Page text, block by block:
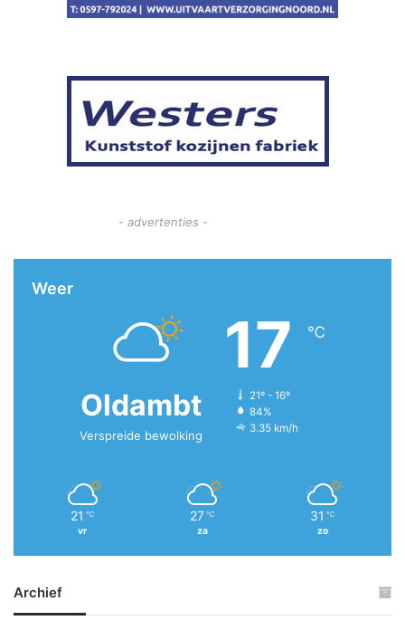
- advertenties -
Weer
Oldambt
Verspreide bewolking
17 ℃
21º - 16º
84%
3.35 km/h
21 ℃
vr
27 ℃
za
31 ℃
zo
Archief